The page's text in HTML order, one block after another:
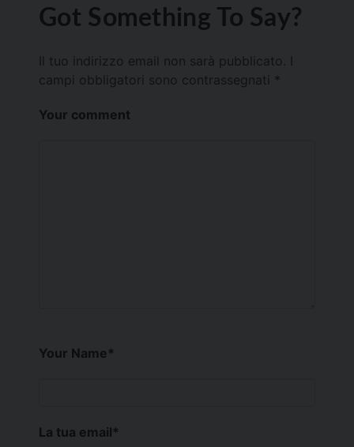
Got Something To Say?
Il tuo indirizzo email non sarà pubblicato.
campi obbligatori sono contrassegnati *
Your comment
Your Name*
La tua email*